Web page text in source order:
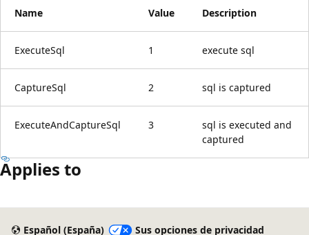
Name Value Description
ExecuteSql 1 execute sql
CaptureSql 2 sql is captured
ExecuteAndCaptureSql 3
sql is executed and
captured
Applies to
Español (España) Sus opciones de privacidad